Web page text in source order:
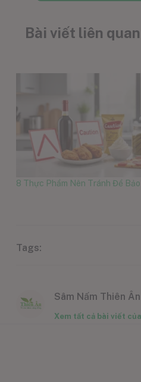
Bài viết liên quan
8 Thực Phẩm Nên Tránh Để Bảo
Tags:
Sâm Nấm Thiên Ân
Xem tất cả bài viết